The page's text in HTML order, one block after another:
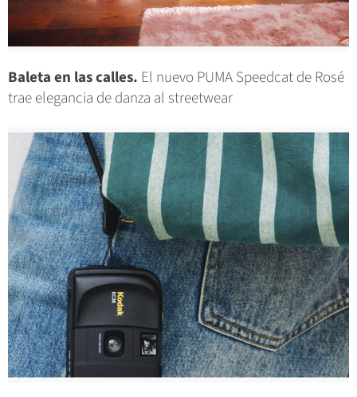
Baleta en las calles. El nuevo PUMA Speedcat de Rosé
trae elegancia de danza al streetwear